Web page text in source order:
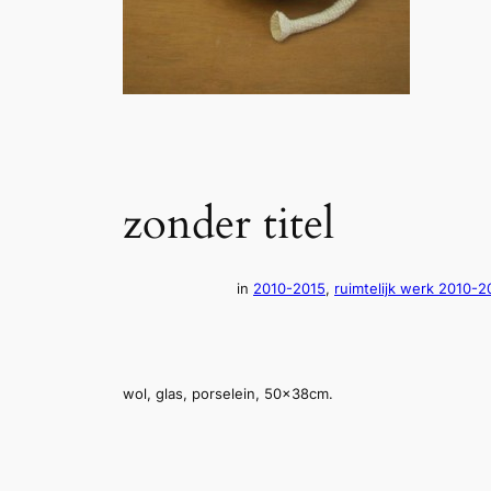
zonder titel
in 2010-2015, ruimtelijk werk 2010-
wol, glas, porselein, 50x38cm.